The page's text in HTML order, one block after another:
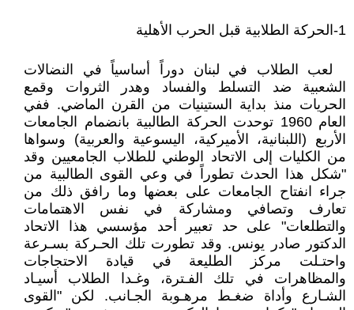
1-الحركة الطلابية قبل الحرب الأهلية
لعب الطلاب في لبنان دوراً أساسياً في النضالات
الشعبية ضد التسلط والفساد وهدر الثروات وقمع
الحريات منذ بداية الستينيات من القرن الماضي. ففي
العام 1960 توحدت الحركة الطالبية بانضمام الجامعات
الأربع (اللبنانية، الأميركية، اليسوعية والعربية) وسواها
من الكليات إلى الاتحاد الوطني للطلاب الجامعيين وقد
"شكل هذا الحدث تطوراً في وعي القوى الطالبية من
جراء انفتاح الجامعات على بعضها وما رافق ذلك من
تعارف وتصافي ومشاركة في نفس الاهتمامات
والتطلعات" على حد تعبير أحد مؤسسي هذا الاتحاد
الدكتور صادر يونس. وقد تطورت تلك الحـركة بسـرعة
واحتـلت مركز الطليعة في قيادة الاحتجاجات
والمظاهرات في تلك الفـترة، وغـدا الطلاب أسيـاد
الشـارع وأداة ضغـط مرهـوبة الجـانب. لكن "القوى